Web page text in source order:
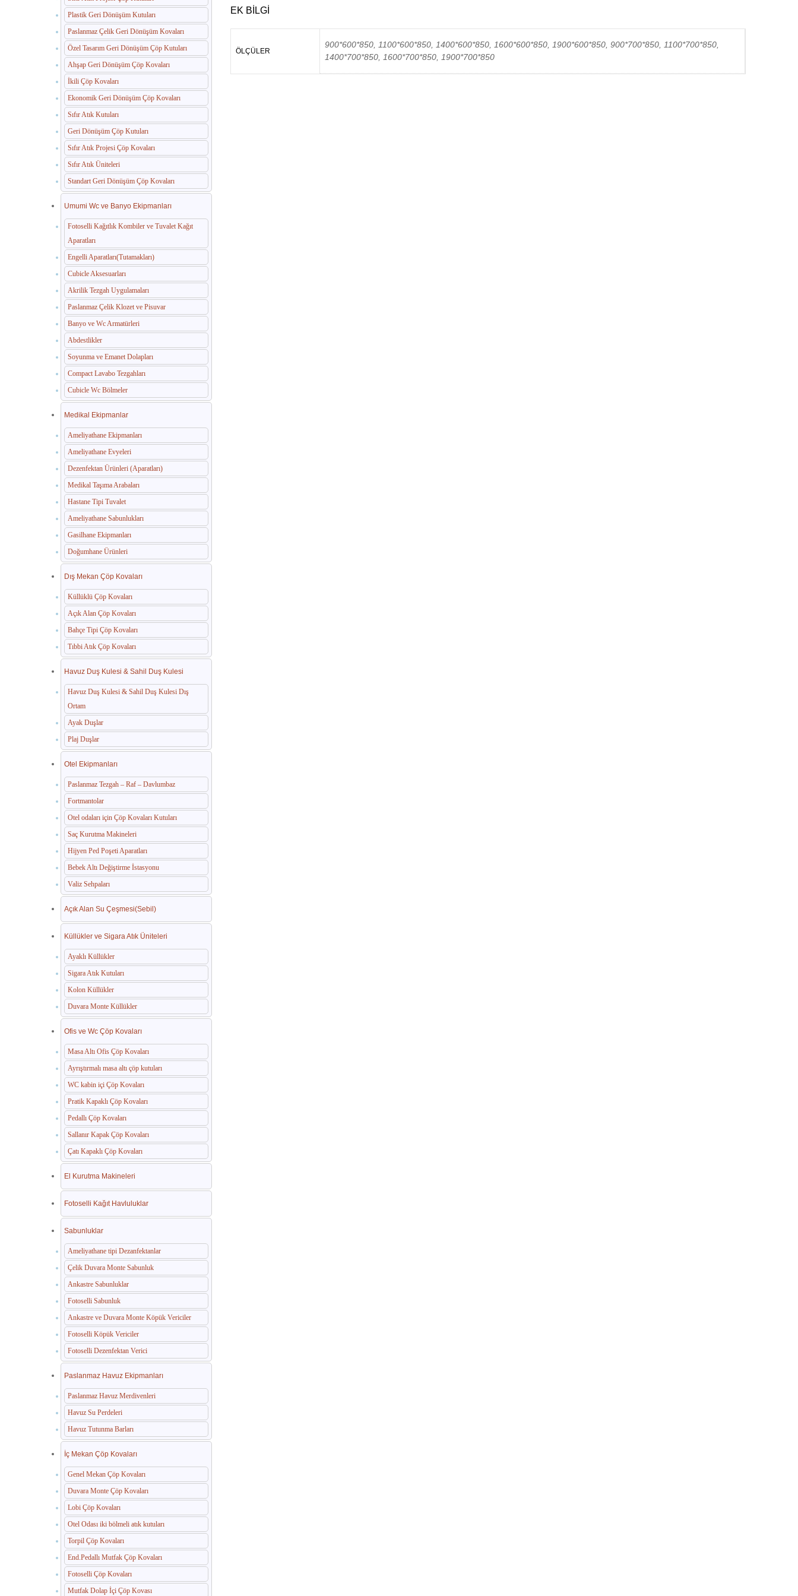
Plastik Geri Dönüşüm Kutuları
Paslanmaz Çelik Geri Dönüşüm Kovaları
Özel Tasarım Geri Dönüşüm Çöp Kutuları
Ahşap Geri Dönüşüm Çöp Kovaları
İkili Çöp Kovaları
Ekonomik Geri Dönüşüm Çöp Kovaları
Sıfır Atık Kutuları
Geri Dönüşüm Çöp Kutuları
Sıfır Atık Projesi Çöp Kovaları
Sıfır Atık Üniteleri
Standart Geri Dönüşüm Çöp Kovaları
Umumi Wc ve Banyo Ekipmanları
Fotoselli Kağıtlık Kombiler ve Tuvalet Kağıt
Aparatları
Engelli Aparatları(Tutamakları)
Cubicle Aksesuarları
Akrilik Tezgah Uygulamaları
Paslanmaz Çelik Klozet ve Pisuvar
Banyo ve Wc Armatürleri
Abdestlikler
Soyunma ve Emanet Dolapları
Compact Lavabo Tezgahları
Cubicle Wc Bölmeler
Medikal Ekipmanlar
Ameliyathane Ekipmanları
Ameliyathane Evyeleri
Dezenfektan Ürünleri (Aparatları)
Medikal Taşıma Arabaları
Hastane Tipi Tuvalet
Ameliyathane Sabunlukları
Gasilhane Ekipmanları
Doğumhane Ürünleri
Dış Mekan Çöp Kovaları
Küllüklü Çöp Kovaları
Açık Alan Çöp Kovaları
Bahçe Tipi Çöp Kovaları
Tıbbi Atık Çöp Kovaları
Havuz Duş Kulesi & Sahil Duş Kulesi
Havuz Duş Kulesi & Sahil Duş Kulesi Dış
Ortam
Ayak Duşlar
Plaj Duşlar
Otel Ekipmanları
Paslanmaz Tezgah – Raf – Davlumbaz
Fortmantolar
Otel odaları için Çöp Kovaları Kutuları
Saç Kurutma Makineleri
Hijyen Ped Poşeti Aparatları
Bebek Altı Değiştirme İstasyonu
Valiz Sehpaları
Açık Alan Su Çeşmesi(Sebil)
Küllükler ve Sigara Atık Üniteleri
Ayaklı Küllükler
Sigara Atık Kutuları
Kolon Küllükler
Duvara Monte Küllükler
Ofis ve Wc Çöp Kovaları
Masa Altı Ofis Çöp Kovaları
Ayrıştırmalı masa altı çöp kutuları
WC kabin içi Çöp Kovaları
Pratik Kapaklı Çöp Kovaları
Pedallı Çöp Kovaları
Sallanır Kapak Çöp Kovaları
Çatı Kapaklı Çöp Kovaları
El Kurutma Makineleri
Fotoselli Kağıt Havluluklar
Sabunluklar
Ameliyathane tipi Dezanfektanlar
Çelik Duvara Monte Sabunluk
Ankastre Sabunluklar
Fotoselli Sabunluk
Ankastre ve Duvara Monte Köpük Vericiler
Fotoselli Köpük Vericiler
Fotoselli Dezenfektan Verici
Paslanmaz Havuz Ekipmanları
Paslanmaz Havuz Merdivenleri
Havuz Su Perdeleri
Havuz Tutunma Barları
İç Mekan Çöp Kovaları
Genel Mekan Çöp Kovaları
Duvara Monte Çöp Kovaları
Lobi Çöp Kovaları
Otel Odası iki bölmeli atık kutuları
Torpil Çöp Kovaları
End.Pedallı Mutfak Çöp Kovaları
Fotoselli Çöp Kovaları
Mutfak Dolap İçi Çöp Kovası
EK BILGI
ÖLÇÜLER
900*600*850, 1100*600*850, 1400*600*850, 1600*600*850, 1900*600*850, 900*700*850, 1100*700*850,
1400*700*850, 1600*700*850, 1900*700*850